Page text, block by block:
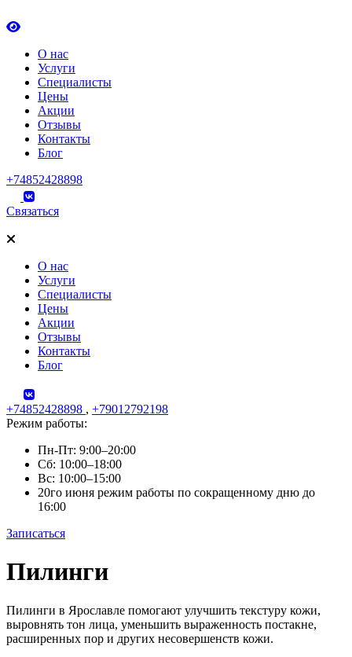
О нас
Услуги
Специалисты
Цены
Акции
Отзывы
Контакты
Блог
+74852428898
Связаться
О нас
Услуги
Специалисты
Цены
Акции
Отзывы
Контакты
Блог
+74852428898 , +79012792198
Режим работы:
Пн-Пт: 9:00–20:00
Сб: 10:00–18:00
Вс: 10:00–15:00
20го июня режим работы по сокращенному дню до
16:00
Записаться
Skip
to
Пилинги
Пилинги в Ярославле помогают улучшить текстуру кожи,
выровнять тон лица, уменьшить выраженность постакне,
расширенных пор и других несовершенств кожи.